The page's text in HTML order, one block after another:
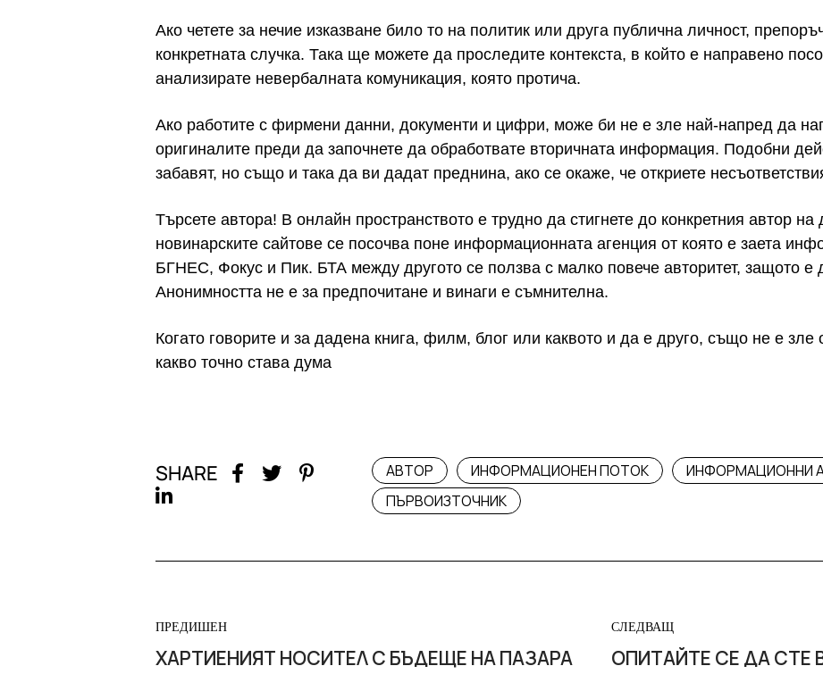
Ако четете за нечие изказване било то на политик или друга публична личност,
конкретната случка. Така ще можете да проследите контекста, в който е направено
анализирате невербалната комуникация, която протича.
Ако работите с фирмени данни, документи и цифри, може би не е зле най-напред да
оригиналите преди да започнете да обработвате вторичната информация. Подобни
забавят, но също и така да ви дадат преднина, ако се окаже, че откриете
Търсете автора! В онлайн пространството е трудно да стигнете до конкретния автор на
новинарските сайтове се посочва поне информационната агенция от която е заета
БГНЕС, Фокус и Пик. БТА между другото се ползва с малко повече авторитет, защото е
Анонимността не е за предпочитане и винаги е съмнителна.
Когато говорите и за дадена книга, филм, блог или каквото и да е друго, също не е зле
какво точно става дума
SHARE АВТОР ИНФОРМАЦИОНЕН ПОТОК
ИНФОРМАЦИОННИ
ПЪРВОИЗТОЧНИК
ПРЕДИШЕН
ХАРТИЕНИЯТ НОСИТЕЛ С БЪДЕЩЕ НА ПАЗАРА
СЛЕДВАЩ
ОПИТАЙТЕ СЕ ДА СТЕ